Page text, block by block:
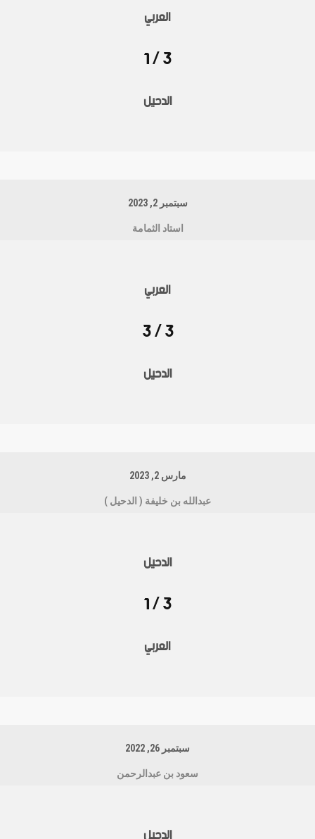
العربي
3 / 1
الدحيل
سبتمبر 2, 2023
استاد الثمامة
العربي
3 / 3
الدحيل
مارس 2, 2023
عبدالله بن خليفة ( الدحيل )
الدحيل
3 / 1
العربي
سبتمبر 26, 2022
سعود بن عبدالرحمن